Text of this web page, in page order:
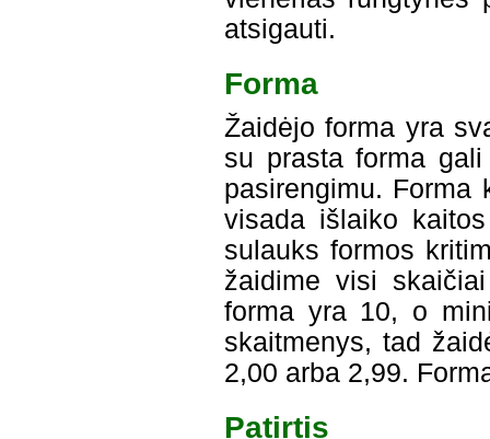
atsigauti.
Forma
Žaidėjo forma yra
su prasta forma
pasirengimu. Forma
visada išlaiko
sulauks formos
žaidime visi
forma yra 10, o
skaitmenys, tad
2,00 arba 2,99.
Patirtis